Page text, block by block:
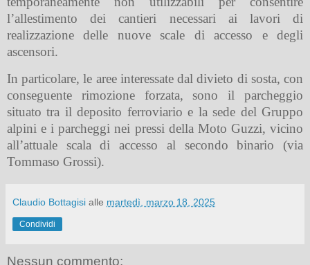
l’allestimento dei cantieri necessari ai lavori di
realizzazione delle nuove scale di accesso e degli
ascensori.
In particolare, le aree interessate dal divieto di sosta, con
conseguente rimozione forzata, sono il parcheggio
situato tra il deposito ferroviario e la sede del Gruppo
alpini e i parcheggi nei pressi della Moto Guzzi, vicino
all’attuale scala di accesso al secondo binario (via
Tommaso Grossi).
Claudio Bottagisi alle martedì, marzo 18, 2025
Condividi
Nessun commento: